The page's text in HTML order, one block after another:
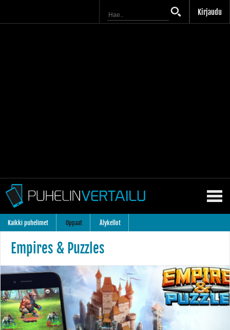
Kirjaudu
Kaikki puhelimet Oppaat Älykellot
Empires & Puzzles